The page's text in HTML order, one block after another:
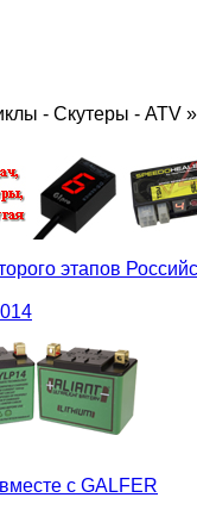
- Скутеры - ATV »
этапов
с GALFER